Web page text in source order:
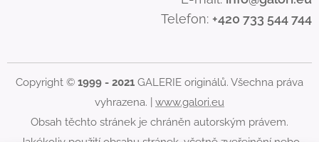
Telefon: +420 733 544 744
Copyright © 1999 - 2021 GALERIE originálů. Všechna práva
vyhrazena. | www.galori.eu
Obsah těchto stránek je chráněn autorským právem.